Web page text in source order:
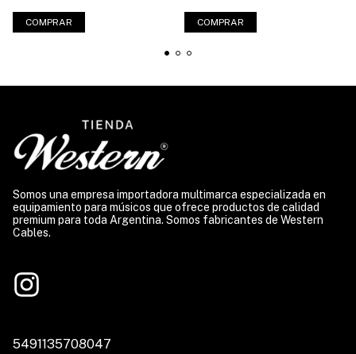
COMPRAR
Somos una empresa importadora multimarca especializada en
equipamiento para músicos que ofrece productos de calidad
premium para toda Argentina. Somos fabricantes de Western
Cables.
5491135708047